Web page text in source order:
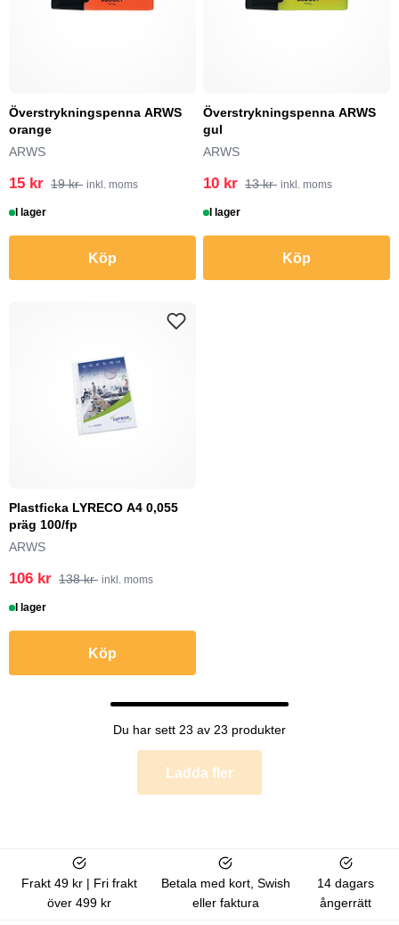
Överstrykningspenna ARWS
orange
ARWS
15 kr 19 kr inkl. moms
I lager
Köp
Överstrykningspenna ARWS
gul
ARWS
10 kr 13 kr inkl. moms
I lager
Köp
Plastficka LYRECO A4 0,055
präg 100/fp
ARWS
106 kr 138 kr inkl. moms
I lager
Köp
Du har sett 23 av 23 produkter
Ladda fler
Frakt 49 kr | Fri frakt
över 499 kr
Betala med kort, Swish
eller faktura
14 dagars
ångerrätt